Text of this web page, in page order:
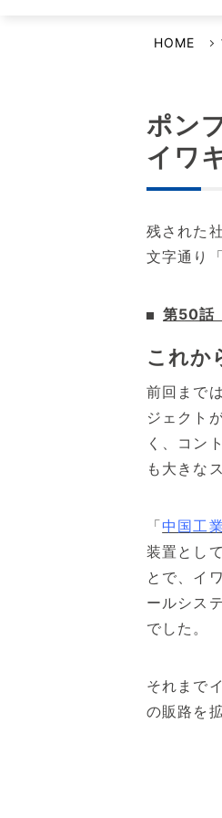
品質・環境
HOME
ポン
イワ
残された
文字通り
第50話
これか
前回まで
ジェクト
く、コン
も大きな
「中国工
装置とし
とで、イ
ールシス
でした。
それまで
の販路を